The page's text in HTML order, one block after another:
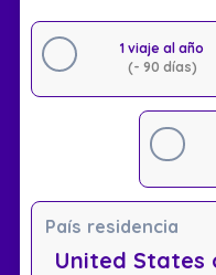
1 viaje al año
(- 90 días)
País residencia
United States